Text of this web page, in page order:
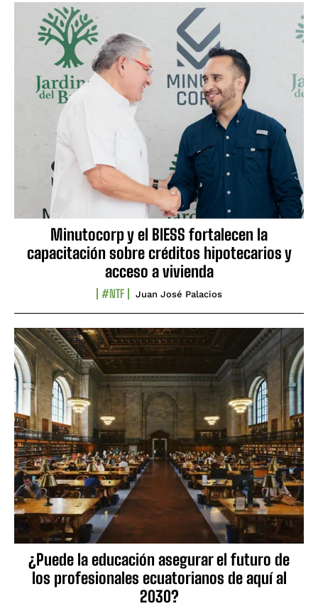
Minutocorp y el BIESS fortalecen la
capacitación sobre créditos hipotecarios y
acceso a vivienda
#NTF Juan José Palacios
¿Puede la educación asegurar el futuro de
los profesionales ecuatorianos de aquí al
2030?